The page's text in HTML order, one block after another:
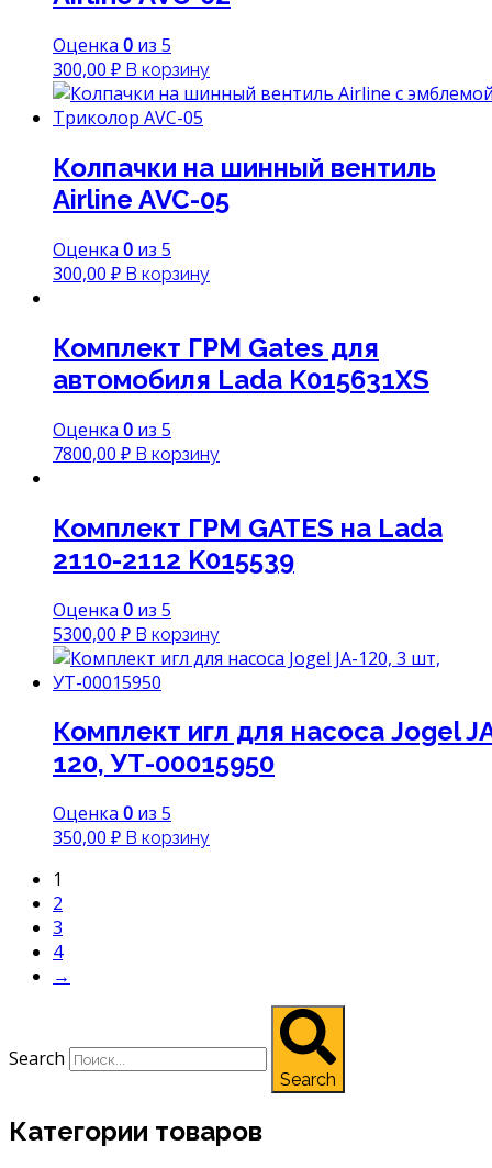
Оценка 0 из 5
300,00 ₽ В корзину
Колпачки на шинный вентиль
Airline AVC-05
Оценка 0 из 5
300,00 ₽ В корзину
Комплект ГРМ Gates для
автомобиля Lada K015631XS
Оценка 0 из 5
7800,00 ₽ В корзину
Комплект ГРМ GATES на Lada
2110-2112 K015539
Оценка 0 из 5
5300,00 ₽ В корзину
Комплект игл для насоса Jogel
120, УТ-00015950
Оценка 0 из 5
350,00 ₽ В корзину
1
2
3
4
→
Search
Search
Категории товаров